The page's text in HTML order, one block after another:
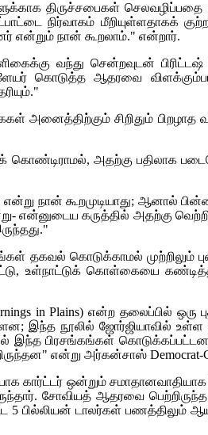
திருச்சபைகள்
நிர்வாகம் மீறியுள்ளதாகக்
என்றும் நான் கூறலாம்." என்றார்.
வந்து சென்றவுடன் பிரிட்டஷ்
கொடுத்த ஆதரவை
சிறிதும் பிறழாத
அதற்கு பதிலாக
நான் கூறமுடியாது; ஆனால்
என்னுடைய கருத்தில் அதற்கு
கொடுக்காமல் முற்றிலும்
உள்நாட்டுக் கொள்கையை
in Plains) என்ற தலைப்பில் ஒரு
இந்த நூலில் ஜோர்ஜியாவில் உள்ள
இந்த பிரசங்கங்கள்
என்று அர்கன்சாஸ் Democrat-
கார்ட்டர் ஒன்றும்
சோவியத் ஆதரவை
பில்லியன் டாலர்கள் பணத்திலும்